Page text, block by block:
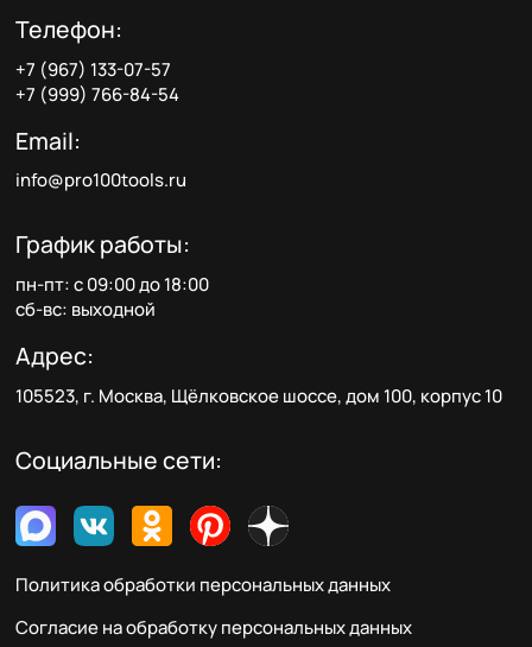
Телефон:
+7 (967) 133-07-57
+7 (999) 766-84-54
Email:
info@pro100tools.ru
График работы:
пн-пт: с 09:00 до 18:00
сб-вс: выходной
Адрес:
105523, г. Москва, Щёлковское шоссе, дом 100, корпус 10
Социальные сети:
Политика обработки персональных данных
Согласие на обработку персональных данных